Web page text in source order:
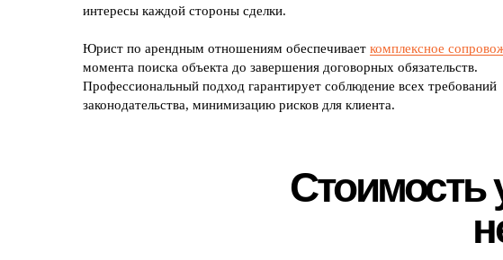
интересы каждой стороны сделки.
Юрист по арендным отношениям обеспечивает комплексное
момента поиска объекта до завершения договорных обязательств.
Профессиональный подход гарантирует соблюдение всех требований
законодательства, минимизацию рисков для клиента.
Стоимость